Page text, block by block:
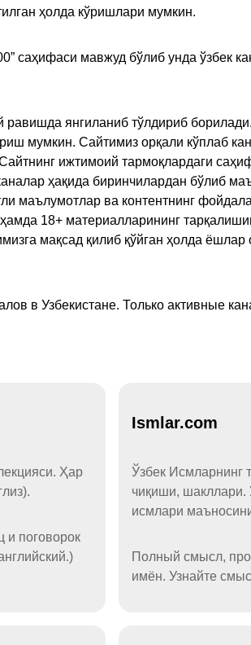
ҳолда кўришлари мумкин.
саҳифаси мавжуд бўлиб унда ўзбек
равишда янгиланиб тўлдириб
мумкин. Сайтимиз орқали кўплаб
ижтимоий тармоқлардаги
ҳақида биринчилардан бўлиб
маълумотлар ва контентнинг
ҳамда 18+ материалларининг
мақсад қилиб қўйган ҳолда
в Узбекистане. Только активные
Ҳар
и поговорок
Ismlar.com
Ўзбек Исмларнинг
чиқиши, шакллари.
исмлари
Полный смысл,
имён. Узнайте